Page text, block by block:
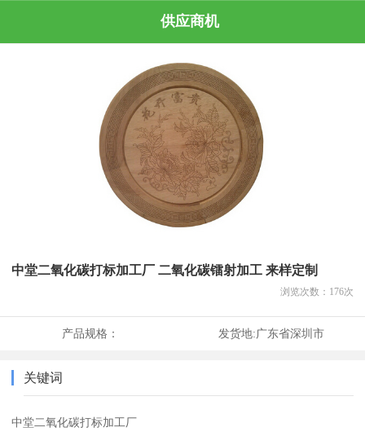
供应商机
中堂二氧化碳打标加工厂 二氧化碳镭射加工 来样定制
浏览次数： 176次
产品规格： 发货地:广东省深圳市
关键词
中堂二氧化碳打标加工厂